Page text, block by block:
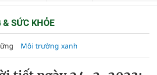
& SỨC KHỎE
Môi trường xanh